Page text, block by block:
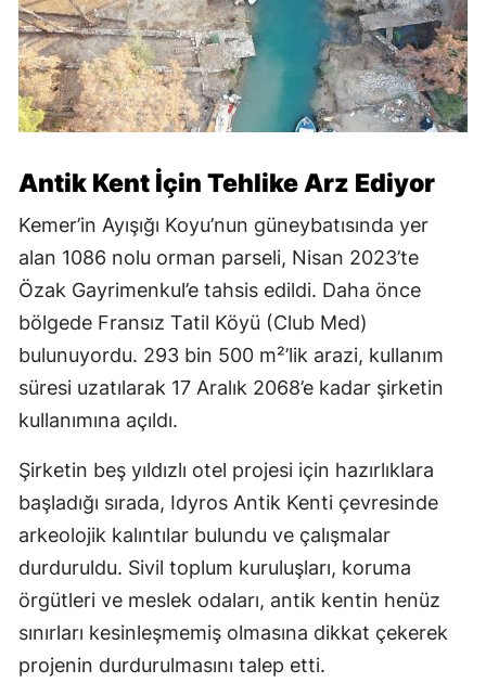
Antik Kent İçin Tehlike Arz Ediyor
Kemer’in Ayışığı Koyu’nun güneybatısında yer
alan 1086 nolu orman parseli, Nisan 2023’te
Özak Gayrimenkul’e tahsis edildi. Daha önce
bölgede Fransız Tatil Köyü (Club Med)
bulunuyordu. 293 bin 500 m²’lik arazi, kullanım
süresi uzatılarak 17 Aralık 2068’e kadar şirketin
kullanımına açıldı.
Şirketin beş yıldızlı otel projesi için hazırlıklara
başladığı sırada, Idyros Antik Kenti çevresinde
arkeolojik kalıntılar bulundu ve çalışmalar
durduruldu. Sivil toplum kuruluşları, koruma
örgütleri ve meslek odaları, antik kentin henüz
sınırları kesinleşmemiş olmasına dikkat çekerek
projenin durdurulmasını talep etti.